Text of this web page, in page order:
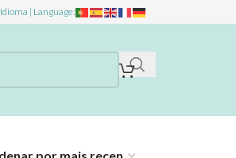
Idioma | Language: